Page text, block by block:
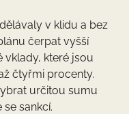
v klidu a bez
čerpat vyšší
vklady, které jsou
čtyřmi procenty.
určitou sumu
sankcí.